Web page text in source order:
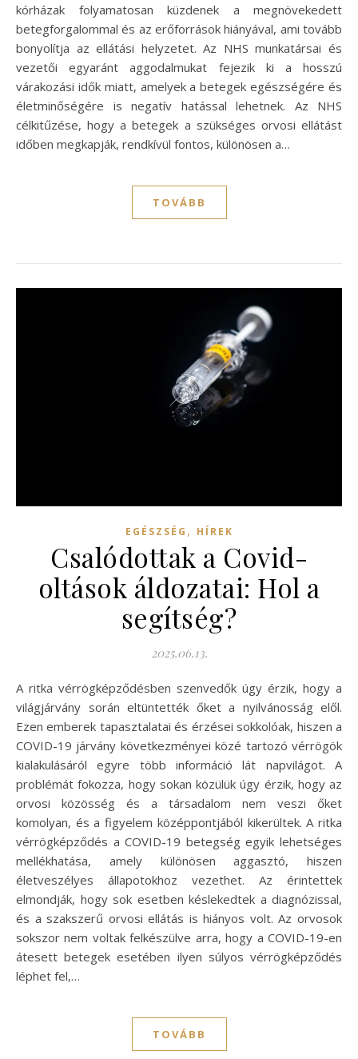
kórházak folyamatosan küzdenek a megnövekedett
betegforgalommal és az erőforrások hiányával, ami tovább
bonyolítja az ellátási helyzetet. Az NHS munkatársai és
vezetői egyaránt aggodalmukat fejezik ki a hosszú
várakozási idők miatt, amelyek a betegek egészségére és
életminőségére is negatív hatással lehetnek. Az NHS
célkitűzése, hogy a betegek a szükséges orvosi ellátást
időben megkapják, rendkívül fontos, különösen a…
TOVÁBB
EGÉSZSÉG , HÍREK
Csalódottak a Covid-
oltások áldozatai: Hol a
segítség?
2025.06.13.
A ritka vérrögképződésben szenvedők úgy érzik, hogy a
világjárvány során eltüntették őket a nyilvánosság elől.
Ezen emberek tapasztalatai és érzései sokkolóak, hiszen a
COVID-19 járvány következményei közé tartozó vérrögök
kialakulásáról egyre több információ lát napvilágot. A
problémát fokozza, hogy sokan közülük úgy érzik, hogy az
orvosi közösség és a társadalom nem veszi őket
komolyan, és a figyelem középpontjából kikerültek. A ritka
vérrögképződés a COVID-19 betegség egyik lehetséges
mellékhatása, amely különösen aggasztó, hiszen
életveszélyes állapotokhoz vezethet. Az érintettek
elmondják, hogy sok esetben késlekedtek a diagnózissal,
és a szakszerű orvosi ellátás is hiányos volt. Az orvosok
sokszor nem voltak felkészülve arra, hogy a COVID-19-en
átesett betegek esetében ilyen súlyos vérrögképződés
léphet fel,…
TOVÁBB